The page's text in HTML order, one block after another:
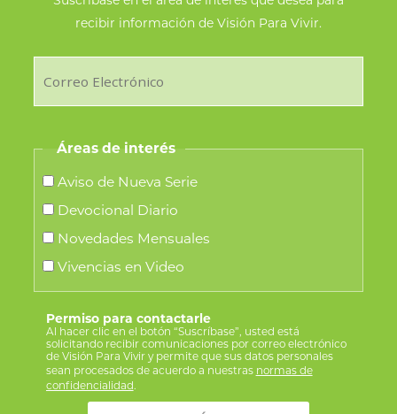
recibir información de Visión Para Vivir.
Áreas de interés
Aviso de Nueva Serie
Devocional Diario
Novedades Mensuales
Vivencias en Video
Permiso para contactarle
Al hacer clic en el botón “Suscríbase”, usted está
solicitando recibir comunicaciones por correo electrónico
de Visión Para Vivir y permite que sus datos personales
sean procesados de acuerdo a nuestras normas de
confidencialidad.